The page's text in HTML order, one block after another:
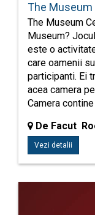
The Museum
The Museum
Museum?
este o
care oamenii
participanti. Ei
acea camera
Camera
De Facut
Vezi detalii